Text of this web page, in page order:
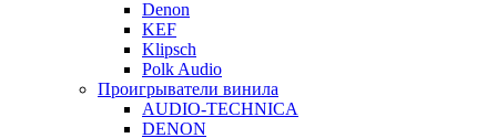
Denon
KEF
Klipsch
Polk Audio
Проигрыватели винила
AUDIO-TECHNICA
DENON